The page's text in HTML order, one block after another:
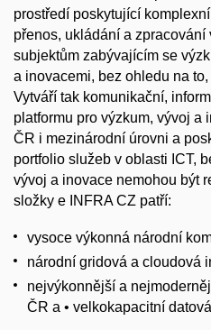
prostředí poskytující
přenos, ukládání a zpracování
subjektům zabývajícím se
a inovacemi, bez ohledu na
Vytváří tak komunikační,
platformu pro výzkum, vývoj a
ČR i mezinárodní úrovni a
portfolio služeb v oblasti ICT,
vývoj a inovace nemohou být
složky e INFRA CZ patří:
vysoce výkonná národní
národní gridová a cloudová
nejvýkonnější a
ČR a • velkokapacitní